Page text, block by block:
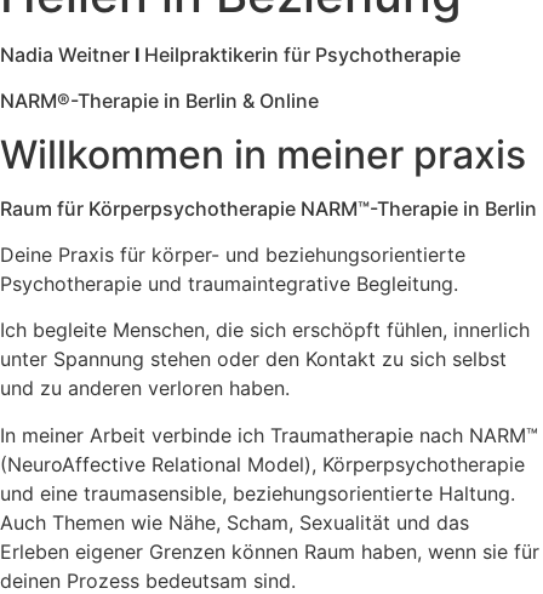
Nadia Weitner I Heilpraktikerin für Psychotherapie
NARM®-Therapie in Berlin & Online
Willkommen in meiner praxis
Raum für Körperpsychotherapie NARM™-Therapie in Berlin
Deine Praxis für körper- und beziehungsorientierte
Psychotherapie und traumaintegrative Begleitung.
Ich begleite Menschen, die sich erschöpft fühlen, innerlich
unter Spannung stehen oder den Kontakt zu sich selbst
und zu anderen verloren haben.
In meiner Arbeit verbinde ich Traumatherapie nach NARM™
(NeuroAffective Relational Model), Körperpsychotherapie
und eine traumasensible, beziehungsorientierte Haltung.
Auch Themen wie Nähe, Scham, Sexualität und das
Erleben eigener Grenzen können Raum haben, wenn sie für
deinen Prozess bedeutsam sind.